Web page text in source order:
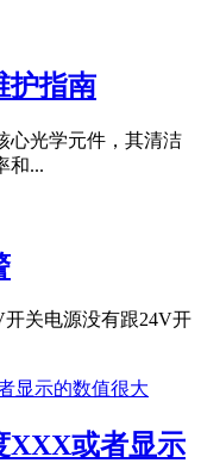
护指南
心光学元件，其清洁
和...
关电源没有跟24V开
XXX或者显示